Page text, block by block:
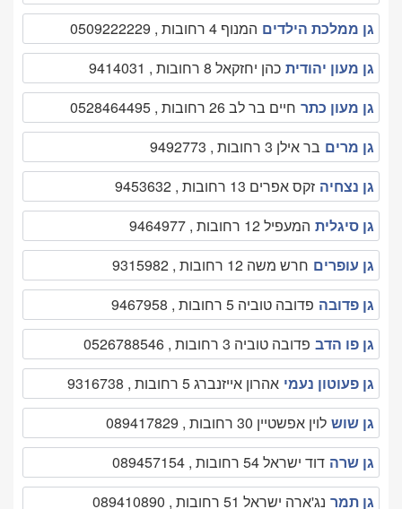
גן ממלכת הילדים המנוף 4 רחובות , 0509222229
גן מעון יהודית כהן יחזקאל 8 רחובות , 9414031
גן מעון כתר חיים בר לב 26 רחובות , 0528464495
גן מרים בר אילן 3 רחובות , 9492773
גן נצחיה זקס אפרים 13 רחובות , 9453632
גן סיגלית המעפיל 12 רחובות , 9464977
גן עופרים חרש משה 12 רחובות , 9315982
גן פדובה פדובה טוביה 5 רחובות , 9467958
גן פו הדב פדובה טוביה 3 רחובות , 0526788546
גן פעוטון נעמי אהרון אייזנברג 5 רחובות , 9316738
גן שוש לוין אפשטיין 30 רחובות , 089417829
גן שרה דוד ישראל 54 רחובות , 089457154
גן תמר נג'ארה ישראל 51 רחובות , 089410890